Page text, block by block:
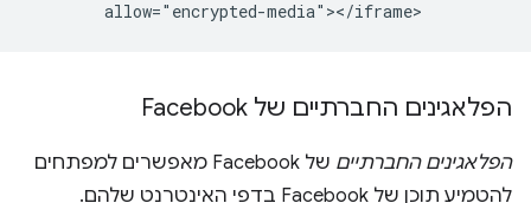
הפלאגינים החברתיים של Facebook
הפלאגינים החברתיים
של Facebook מאפשרים למפתחים
להטמיע תוכן של Facebook בדפי האינטרנט שלהם.